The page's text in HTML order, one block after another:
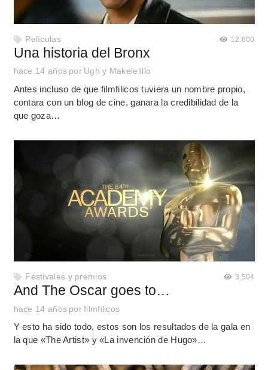
Películas 12.600
Una historia del Bronx
hace 14 años por Ugh y Makelelillo
Antes incluso de que filmfilicos tuviera un nombre propio,
contara con un blog de cine, ganara la credibilidad de la
que goza…
Festivales y premios 3.504
And The Oscar goes to…
hace 14 años por filmfilicos
Y esto ha sido todo, estos son los resultados de la gala en
la que «The Artist» y «La invención de Hugo»…